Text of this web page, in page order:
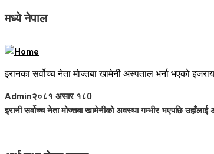
मध्ये नेपाल
इरानका सर्वोच्च नेता मोज्तबा खामेनी अस्पताल भर्ना भएको
Admin२०८१ असार १८0
इरानी सर्वोच्च नेता मोज्तबा खामेनीको अवस्था गम्भीर भएपछि